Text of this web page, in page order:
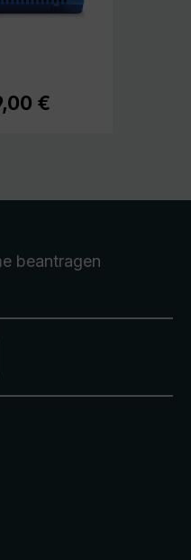
Preis:
€
beantragen